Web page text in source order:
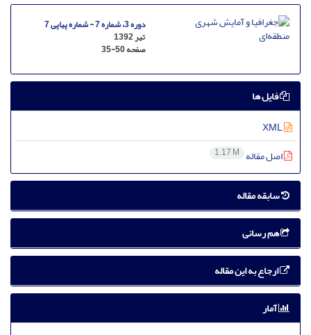
دوره 3، شماره 7 - شماره پیاپی 7
تیر 1392
صفحه35-50
فایل ها
اصل مقاله 1.17 M
سابقه مقاله
هم رسانی
ارجاع به این مقاله
آمار